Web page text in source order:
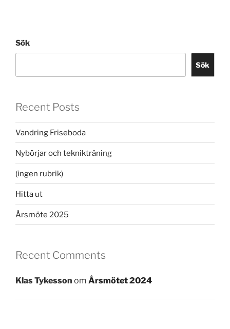
Sök
Sök
Recent Posts
Vandring Friseboda
Nybörjar och teknikträning
(ingen rubrik)
Hitta ut
Årsmöte 2025
Recent Comments
Klas Tykesson om Årsmötet 2024